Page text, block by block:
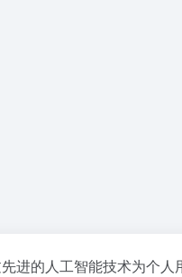
先进的人工智能技术为个